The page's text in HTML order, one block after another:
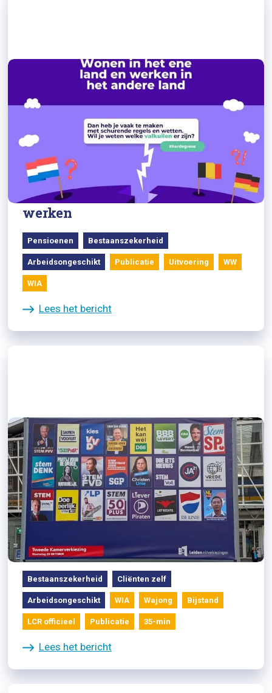
Signaal: grensproblematiek als
mensen niet hun woonland
werken
Pensioenen Bestaanszekerheid
Arbeidsongeschikt Publicatie Uitvoering WW
WIA
Lees het bericht
06/11/2025
Oproep Landelijke Cliëntenraad
aan de politiek
Bestaanszekerheid Cliënten zelf
Arbeidsongeschikt WIA Wajong Bijstand
LCR officieel Publicatie 35-min
Lees het bericht